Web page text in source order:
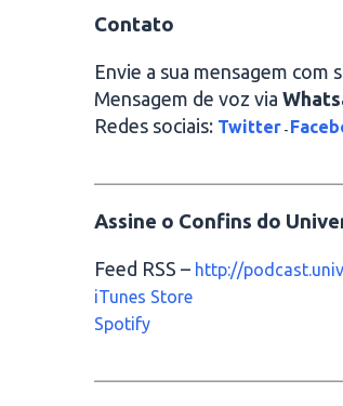
Contato
Envie a sua mensagem com
Mensagem de voz via
Redes sociais: Twitter -
Assine o Confins do
Feed RSS – http://
iTunes Store
Spotify